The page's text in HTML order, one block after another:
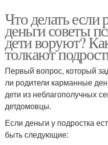
Что делать если
деньги советы
дети воруют?
толкают
Первый вопрос, который
ли родители карманные
дети из неблагополучных
детдомовцы.
Если деньги у подростка
быть следующие: